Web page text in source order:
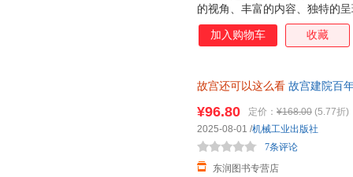
的视角、丰富的内容、独特的
元的文化内涵。书中大量未公
通往故宫神秘世界的大门。对
不用担心。这本书摒弃了传统
交流的趣事，都能让你看得津
外，对于收藏爱好者而言，故
包含的院长寄语等元素，
加入购物车 收藏
故宫还可以这么看 故宫建院百
¥96.80 定价： ¥168.00 (5.77折)
东润图书专营店
7条评论
2025-08-01 /机械工业出版社